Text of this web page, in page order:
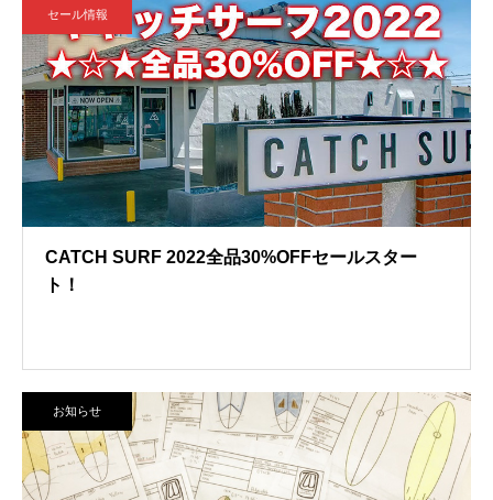
セール情報
CATCH SURF 2022全品30%OFFセールスター
ト！
お知らせ